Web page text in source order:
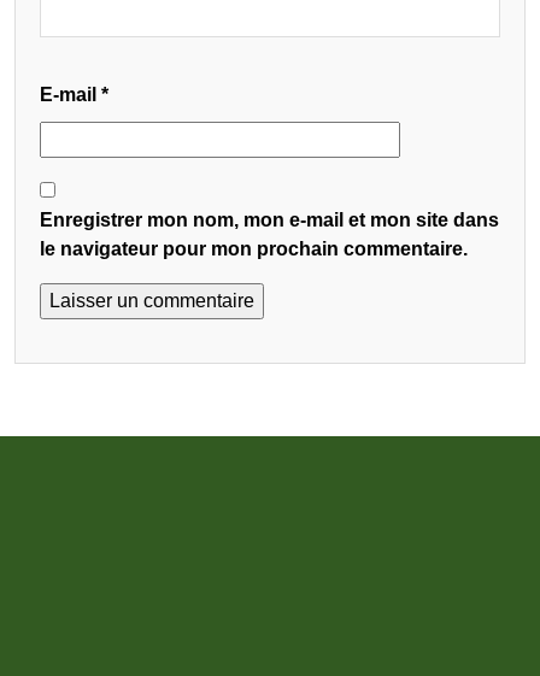
E-mail *
Enregistrer mon nom, mon e-mail et mon site dans
le navigateur pour mon prochain commentaire.